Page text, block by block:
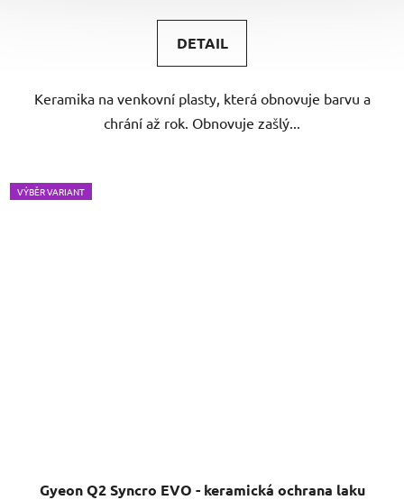
DETAIL
Keramika na venkovní plasty, která obnovuje barvu a
chrání až rok. Obnovuje zašlý...
VÝBĚR VARIANT
Gyeon Q2 Syncro EVO - keramická ochrana laku